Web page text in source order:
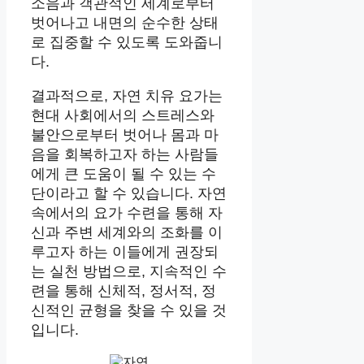
소음과 객관적인 세계로부터
벗어나고 내면의 순수한 상태
로 집중할 수 있도록 도와줍니
다.
결과적으로, 자연 치유 요가는
현대 사회에서의 스트레스와
불안으로부터 벗어나 몸과 마
음을 회복하고자 하는 사람들
에게 큰 도움이 될 수 있는 수
단이라고 할 수 있습니다. 자연
속에서의 요가 수련을 통해 자
신과 주변 세계와의 조화를 이
루고자 하는 이들에게 권장되
는 실천 방법으로, 지속적인 수
련을 통해 신체적, 정서적, 정
신적인 균형을 찾을 수 있을 것
입니다.